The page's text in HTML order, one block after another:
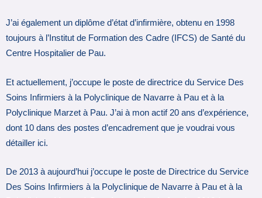
J’ai également un diplôme d’état d’infirmière, obtenu en 1998
toujours à l’Institut de Formation des Cadre (IFCS) de Santé du
Centre Hospitalier de Pau.
Et actuellement, j’occupe le poste de directrice du Service Des
Soins Infirmiers à la Polyclinique de Navarre à Pau et à la
Polyclinique Marzet à Pau. J’ai à mon actif 20 ans d’expérience,
dont 10 dans des postes d’encadrement que je voudrai vous
détailler ici.
De 2013 à aujourd’hui j’occupe le poste de Directrice du Service
Des Soins Infirmiers à la Polyclinique de Navarre à Pau et à la